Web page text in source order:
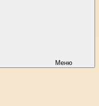
Меню